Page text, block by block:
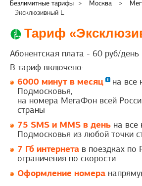
Безлимитные тарифы > Москва >
Эксклюзивный L
Тариф
Абонентская плата - 60 руб/день
В тариф включено:
6000 минут в месяц
на все
Подмосковья,
на номера МегаФон всей
страны
75 SMS и MMS в день на
Подмосковья из любой точки
7 Гб интернета в поездках по
ограничения по скорости
Оформление номера